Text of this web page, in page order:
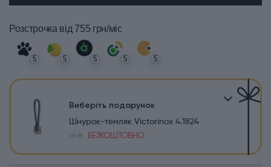
Розстрочка від 755 грн/міс
5 5 5 5 5
Виберіть подарунок
Шнурок-темляк Victorinox 4.1824
111 ₴
БЕЗКОШТОВНО